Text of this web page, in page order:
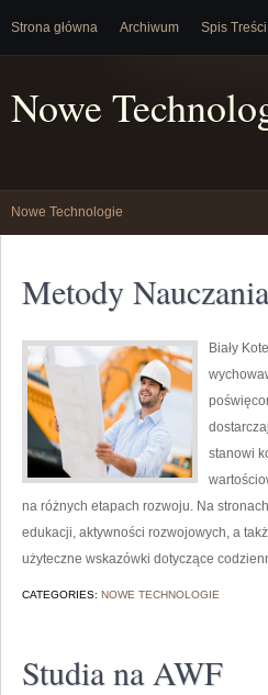
Strona główna Archiwum Spis Treści
Nowe
Nowe Technologie
Metody
Biały
stanowi
na różnych etapach rozwoju. Na
edukacji, aktywności rozwojowych, a
użyteczne wskazówki dotyczące
CATEGORIES: NOWE TECHNOLOGIE
Studia na AWF